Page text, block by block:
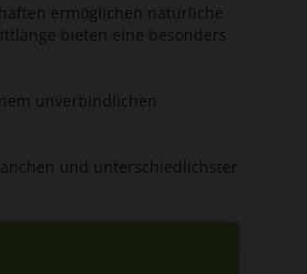
ermöglichen natürliche
bieten eine besonders
unverbindlichen
und unterschiedlichster